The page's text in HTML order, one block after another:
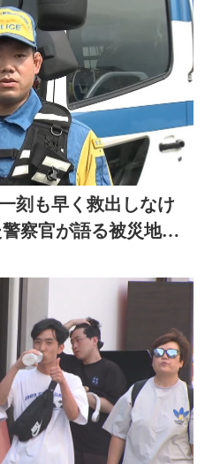
刻も早く救出しなけ
察官が語る被災地の